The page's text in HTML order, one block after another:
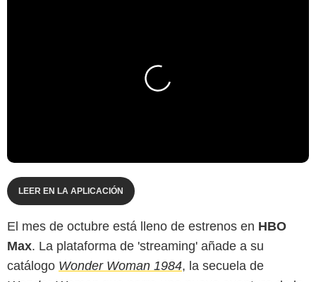
LEER EN LA APLICACIÓN
El mes de octubre está lleno de estrenos en HBO
Max. La plataforma de 'streaming' añade a su
catálogo Wonder Woman 1984, la secuela de